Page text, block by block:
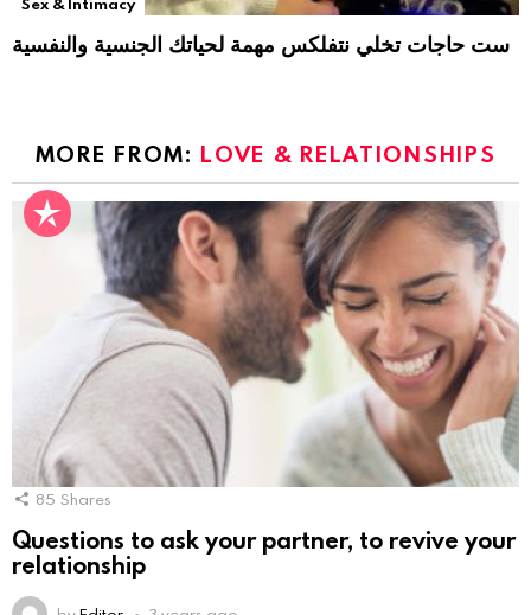
ست حاجات تخلي نتفلكس مهمة لحياتك الجنسية والنفسية
MORE FROM: LOVE & RELATIONSHIPS
85 Shares
Questions to ask your partner, to revive your
relationship